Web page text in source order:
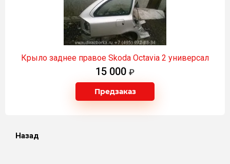
Крыло заднее правое Skoda Оctavia 2 универсал
15 000
Предзаказ
Назад